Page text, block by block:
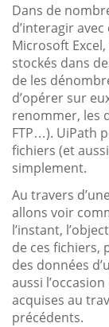
Dans de
d’interagir
Microsoft Excel,
stockés dans
de les
d’opérer sur
renommer, les
FTP…). UiPath
fichiers (et
simplement.
Au travers
allons voir
l’instant,
de ces fichiers,
des données
aussi
acquises au
précédents.